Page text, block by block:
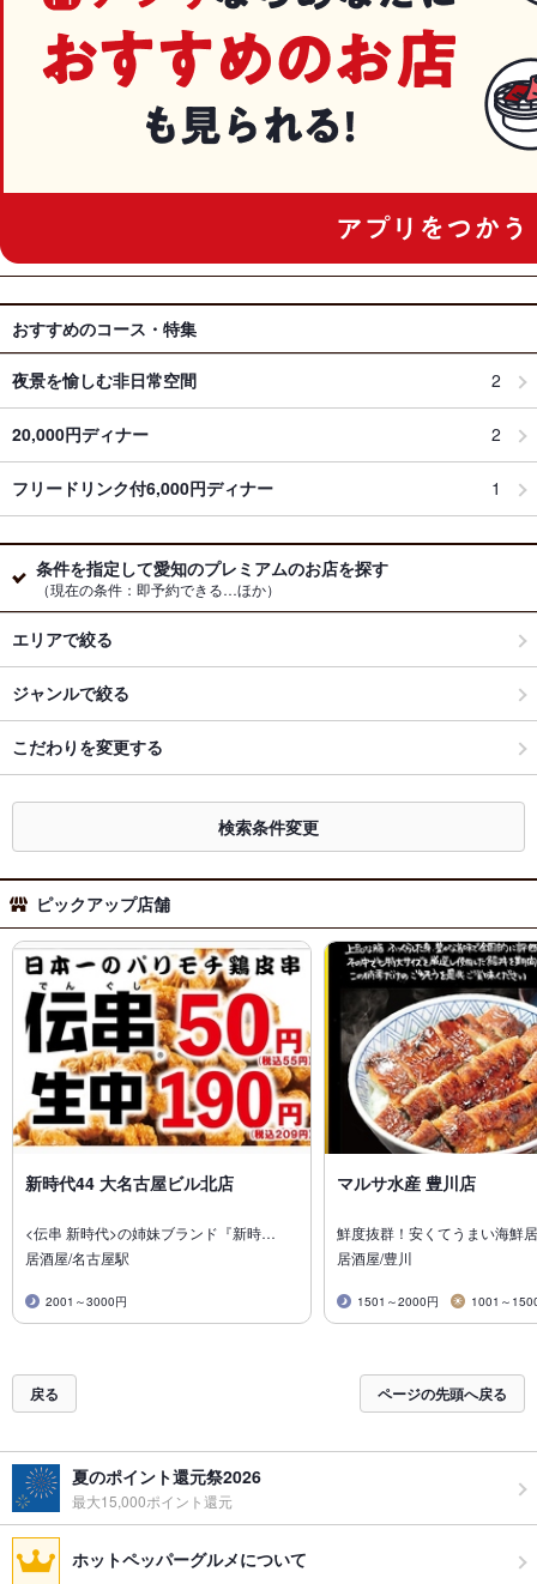
おすすめのコース・特集
夜景を愉しむ非日常空間 2
20,000円ディナー 2
フリードリンク付6,000円ディナー 1
条件を指定して愛知のプレミアムのお店を探す
（現在の条件：即予約できる…ほか）
エリアで絞る
ジャンルで絞る
こだわりを変更する
検索条件変更
ピックアップ店舗
新時代44 大名古屋ビル北店
<伝串 新時代>の姉妹ブランド『新時…
居酒屋/名古屋駅
2001～3000円
マルサ水産 豊川店
鮮度抜群！安くてうまい海鮮
居酒屋/豊川
1501～2000円 1001～
戻る ページの先頭へ戻る
夏のポイント還元祭2026
最大15,000ポイント還元
ホットペッパーグルメについて